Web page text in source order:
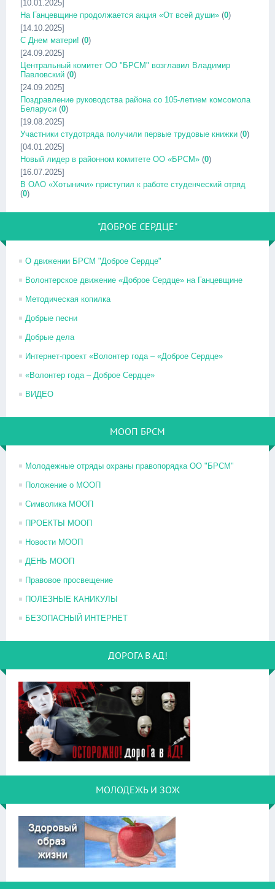
[10.01.2025]
На Ганцевщине продолжается акция «От всей души» (0)
[14.10.2025]
С Днем матери! (0)
[24.09.2025]
Центральный комитет ОО "БРСМ" возглавил Владимир
Павловский (0)
[24.09.2025]
Поздравление руководства района со 105-летием комсомола
Беларуси (0)
[19.08.2025]
Участники студотряда получили первые трудовые книжки (0)
[04.01.2025]
Новый лидер в районном комитете ОО «БРСМ» (0)
[16.07.2025]
В ОАО «Хотыничи» приступил к работе студенческий отряд
(0)
"ДОБРОЕ СЕРДЦЕ"
О движении БРСМ "Доброе Сердце"
Волонтерское движение «Доброе Сердце» на Ганцевщине
Методическая копилка
Добрые песни
Добрые дела
Интернет-проект «Волонтер года – «Доброе Сердце»
«Волонтер года – Доброе Сердце»
ВИДЕО
МООП БРСМ
Молодежные отряды охраны правопорядка ОО "БРСМ"
Положение о МООП
Символика МООП
ПРОЕКТЫ МООП
Новости МООП
ДЕНЬ МООП
Правовое просвещение
ПОЛЕЗНЫЕ КАНИКУЛЫ
БЕЗОПАСНЫЙ ИНТЕРНЕТ
ДОРОГА В АД!
МОЛОДЕЖЬ И ЗОЖ